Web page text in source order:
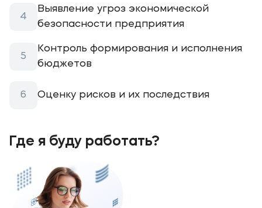
Выявление угроз экономической
безопасности предприятия
Контроль формирования и исполнения
бюджетов
Оценку рисков и их последствия
Где я буду работать?